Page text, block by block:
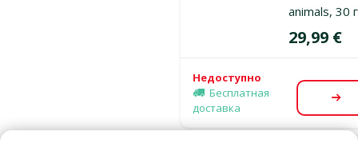
animals, 30 г
Цена
29,99 €
Недоступно
Бесплатная
доставка